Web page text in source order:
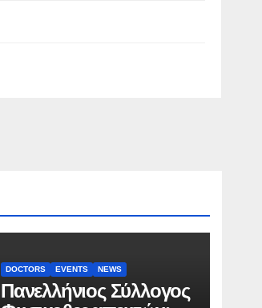
DOCTORS EVENTS NEWS
Πανελλήνιος Σύλλογος